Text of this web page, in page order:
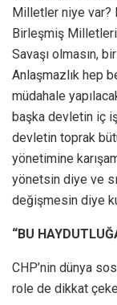
Milletler niye var?
Birleşmiş Milletleri
Savaşı olmasın,
Anlaşmazlık hep
müdahale
başka devletin iç
devletin toprak
yönetimine
yönetsin diye ve
değişmesin diye
“BU
CHP’nin dünya
role de dikkat